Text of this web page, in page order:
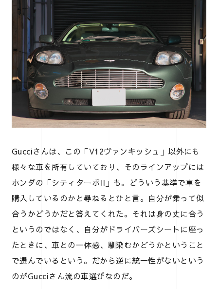
Gucciさんは、この「V12ヴァンキッシュ」以外にも
様々な車を所有していており、そのラインアップには
ホンダの「シティターボII」も。どういう基準で車を
購入しているのかと尋ねるとひと言。自分が乗って似
合うかどうかだと答えてくれた。それは身の丈に合う
というのではなく、自分がドライバーズシートに座っ
たときに、車との一体感、馴染むかどうかということ
で選んでいるという。だから逆に統一性がないという
のがGucciさん流の車選びなのだ。